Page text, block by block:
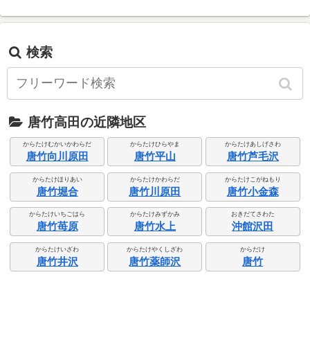
検索
唐竹高田の近隣地区
からたけむかいかわらだ
唐竹向川原田
からたけひらやま
唐竹平山
からたけあしげさわ
唐竹芦毛沢
からたけほりあい
唐竹堀合
からたけかわらだ
唐竹川原田
からたけこがねもり
唐竹小金森
からたけいちごはら
唐竹苺原
からたけみずかみ
唐竹水上
おきだてさわた
沖館沢田
からたけいざわ
唐竹井沢
からたけやくしざわ
唐竹薬師沢
からだけ
唐竹